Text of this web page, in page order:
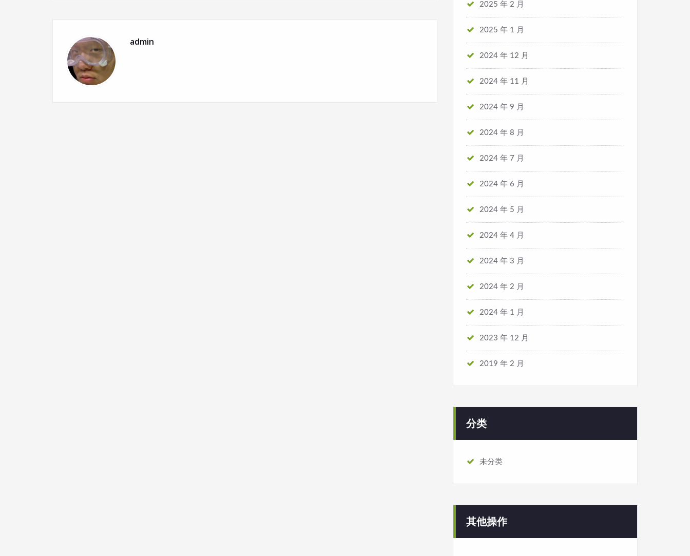
admin
2025 年 2 月
2025 年 1 月
2024 年 12 月
2024 年 11 月
2024 年 9 月
2024 年 8 月
2024 年 7 月
2024 年 6 月
2024 年 5 月
2024 年 4 月
2024 年 3 月
2024 年 2 月
2024 年 1 月
2023 年 12 月
2019 年 2 月
分类
未分类
其他操作